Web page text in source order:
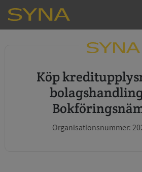
Köp kreditupplysning och
Organisationsnummer: